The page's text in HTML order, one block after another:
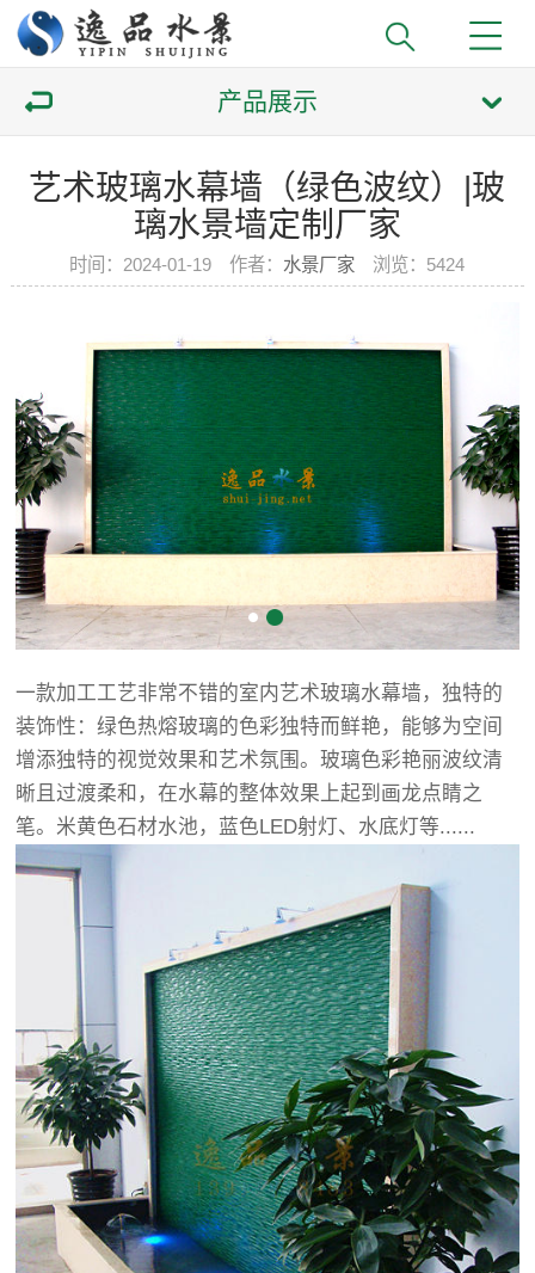
产品展示
艺术玻璃水幕墙（绿色波纹）|玻
璃水景墙定制厂家
时间：2024-01-19 作者： 水景厂家 浏览： 5424
一款加工工艺非常不错的室内艺术玻璃水幕墙，独特的
装饰性：绿色热熔玻璃的色彩独特而鲜艳，能够为空间
增添独特的视觉效果和艺术氛围。玻璃色彩艳丽波纹清
晰且过渡柔和，在水幕的整体效果上起到画龙点睛之
笔。米黄色石材水池，蓝色LED射灯、水底灯等......